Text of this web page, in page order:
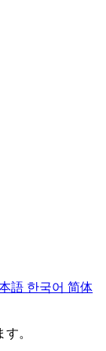
語 한국어 简体
。